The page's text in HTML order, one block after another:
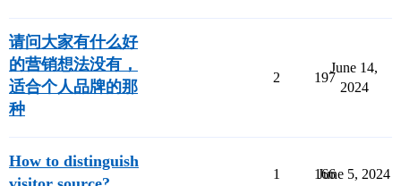
请问大家有什么好
的营销想法没有，
适合个人品牌的那
种
2 197
June 14,
2024
How to distinguish
1 166
June 5, 2024